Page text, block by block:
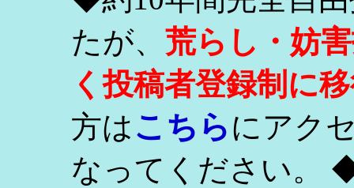
たが、 荒らし・妨
く投稿者登録制に
方はこちらにアク
なってください。